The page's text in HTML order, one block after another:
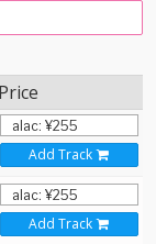
Price
Add Track
Add Track